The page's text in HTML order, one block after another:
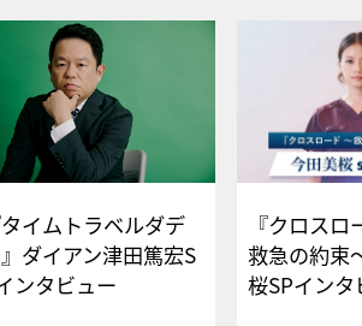
タイムトラベルダデ
ダイアン津田篤宏S
ンタビュー
『クロス
救急の約束
桜SPイ